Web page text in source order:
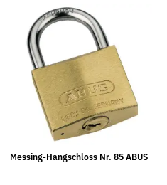
Messing-Hangschloss Nr. 85 ABUS